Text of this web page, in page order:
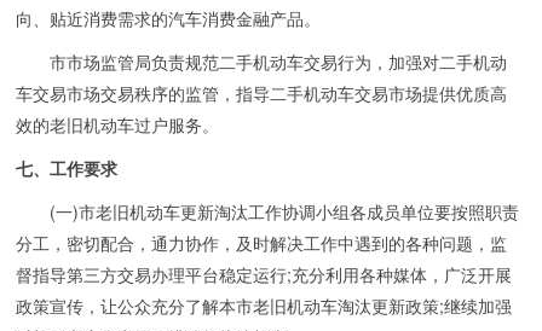
向、贴近消费需求的汽车消费金融产品。
市市场监管局负责规范二手机动车交易行为，加强对二手机动
车交易市场交易秩序的监管，指导二手机动车交易市场提供优质高
效的老旧机动车过户服务。
七、工作要求
(一)市老旧机动车更新淘汰工作协调小组各成员单位要按照职责
分工，密切配合，通力协作，及时解决工作中遇到的各种问题，监
督指导第三方交易办理平台稳定运行;充分利用各种媒体，广泛开展
政策宣传，让公众充分了解本市老旧机动车淘汰更新政策;继续加强